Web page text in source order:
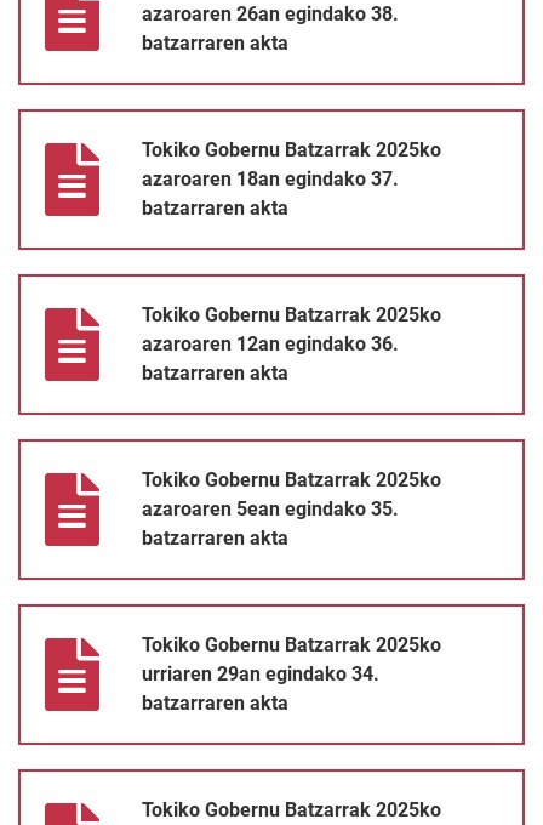
azaroaren 26an egindako 38.
batzarraren akta
Tokiko Gobernu Batzarrak 2025ko
azaroaren 18an egindako 37.
batzarraren akta
Tokiko Gobernu Batzarrak 2025ko
azaroaren 12an egindako 36.
batzarraren akta
Tokiko Gobernu Batzarrak 2025ko
azaroaren 5ean egindako 35.
batzarraren akta
Tokiko Gobernu Batzarrak 2025ko
urriaren 29an egindako 34.
batzarraren akta
Tokiko Gobernu Batzarrak 2025ko